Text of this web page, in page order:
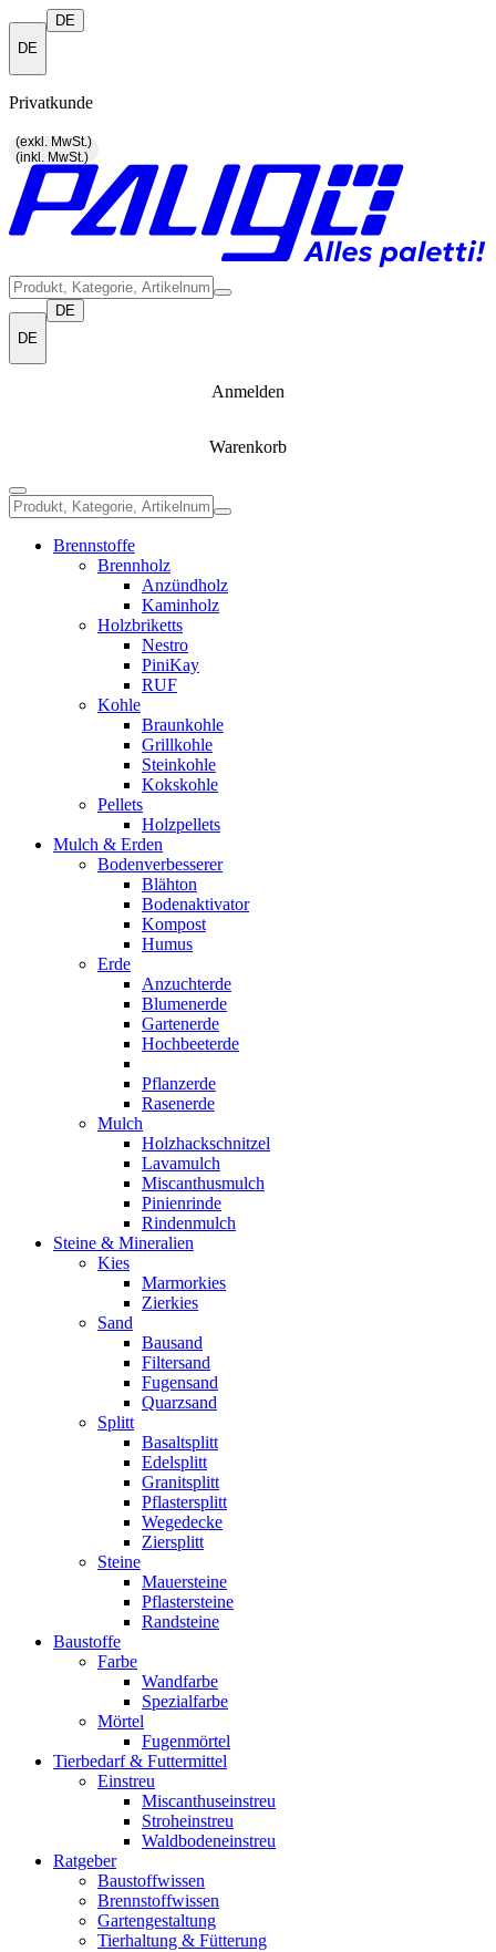
DE
DE
Privatkunde
(exkl. MwSt.)
(inkl. MwSt.)
DE
DE
Anmelden
Warenkorb
Brennstoffe
Brennholz
Anzündholz
Kaminholz
Holzbriketts
Nestro
PiniKay
RUF
Kohle
Braunkohle
Grillkohle
Steinkohle
Kokskohle
Pellets
Holzpellets
Mulch & Erden
Bodenverbesserer
Blähton
Bodenaktivator
Kompost
Humus
Erde
Anzuchterde
Blumenerde
Gartenerde
Hochbeeterde
Pflanzerde
Rasenerde
Mulch
Holzhackschnitzel
Lavamulch
Miscanthusmulch
Pinienrinde
Rindenmulch
Steine & Mineralien
Kies
Marmorkies
Zierkies
Sand
Bausand
Filtersand
Fugensand
Quarzsand
Splitt
Basaltsplitt
Edelsplitt
Granitsplitt
Pflastersplitt
Wegedecke
Ziersplitt
Steine
Mauersteine
Pflastersteine
Randsteine
Baustoffe
Farbe
Wandfarbe
Spezialfarbe
Mörtel
Fugenmörtel
Tierbedarf & Futtermittel
Einstreu
Miscanthuseinstreu
Stroheinstreu
Waldbodeneinstreu
Ratgeber
Baustoffwissen
Brennstoffwissen
Gartengestaltung
Tierhaltung & Fütterung